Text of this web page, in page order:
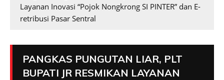
Layanan Inovasi “Pojok Nongkrong SI PINTER” dan E-
retribusi Pasar Sentral
PANGKAS PUNGUTAN LIAR, PLT
BUPATI JR RESMIKAN LAYANAN